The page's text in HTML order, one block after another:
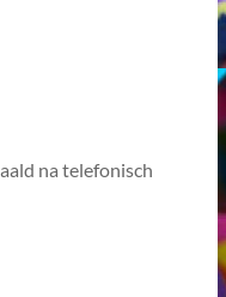
na telefonisch